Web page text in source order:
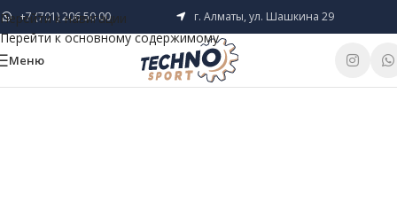
Перейти к навигации
Перейти к основному содержимому
+7 (701) 206 50 00 г. Алматы, ул. Шашкина 29
Меню